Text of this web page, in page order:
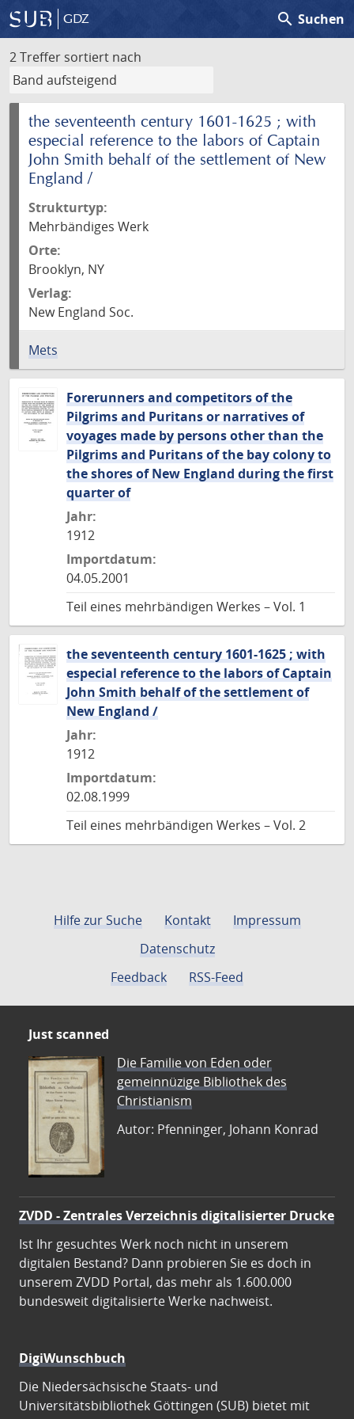
GDZ search Suchen
2 Treffer sortiert nach
the seventeenth century 1601-1625 ; with
especial reference to the labors of Captain
John Smith behalf of the settlement of New
England /
Strukturtyp:
Mehrbändiges Werk
Orte:
Brooklyn, NY
Verlag:
New England Soc.
Mets
Forerunners and competitors of the
Pilgrims and Puritans or narratives of
voyages made by persons other than the
Pilgrims and Puritans of the bay colony to
the shores of New England during the first
quarter of
Jahr:
1912
Importdatum:
04.05.2001
Teil eines mehrbändigen Werkes – Vol. 1
the seventeenth century 1601-1625 ; with
especial reference to the labors of Captain
John Smith behalf of the settlement of
New England /
Jahr:
1912
Importdatum:
02.08.1999
Teil eines mehrbändigen Werkes – Vol. 2
Hilfe zur Suche Kontakt
Impressum
Datenschutz
Feedback
RSS-Feed
Just scanned
Die Familie von Eden oder
gemeinnüzige Bibliothek des
Christianism
Autor: Pfenninger, Johann Konrad
ZVDD - Zentrales Verzeichnis digitalisierter Drucke
Ist Ihr gesuchtes Werk noch nicht in unserem
digitalen Bestand? Dann probieren Sie es doch in
unserem ZVDD Portal, das mehr als 1.600.000
bundesweit digitalisierte Werke nachweist.
DigiWunschbuch
Die Niedersächsische Staats- und
Universitätsbibliothek Göttingen (SUB) bietet mit